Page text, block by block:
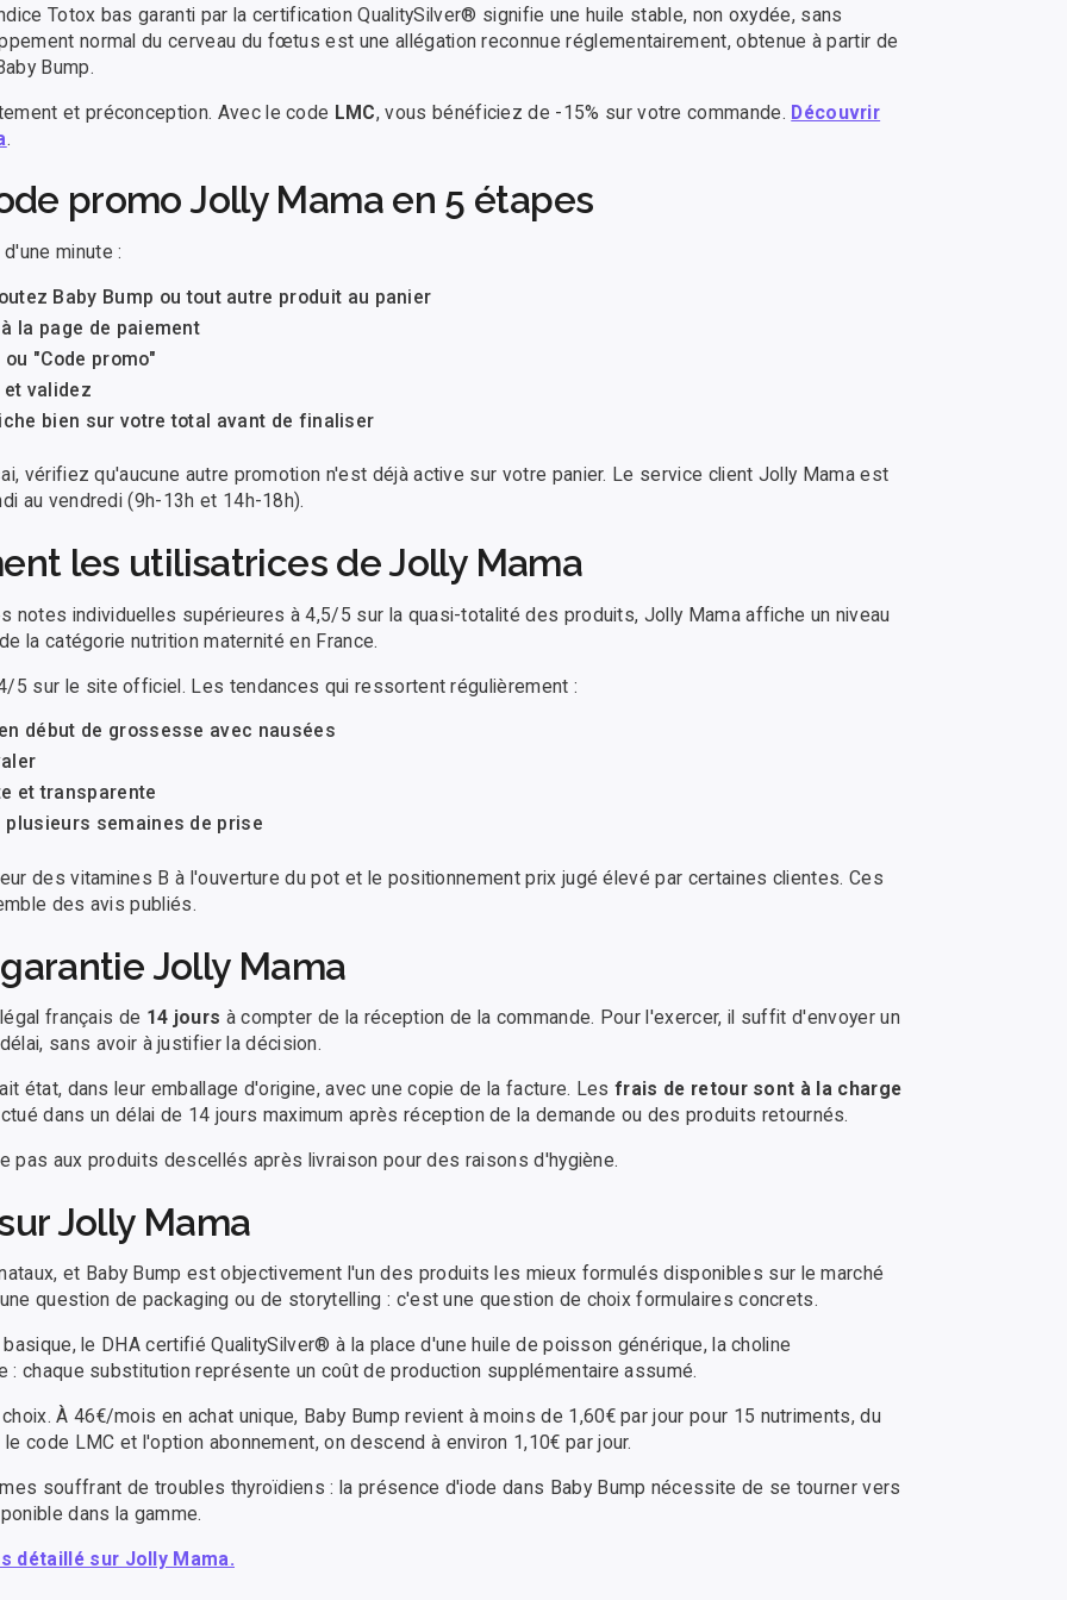
Totox bas garanti par la certification QualitySilver® signifie une huile stable, non oxydée, sans
normal du cerveau du fœtus est une allégation reconnue réglementairement, obtenue à partir de
Bump.
et préconception. Avec le code LMC, vous bénéficiez de -15% sur votre commande. Découvrir
.
promo Jolly Mama en 5 étapes
minute :
Baby Bump ou tout autre produit au panier
la page de paiement
"Code promo"
validez
bien sur votre total avant de finaliser
vérifiez qu'aucune autre promotion n'est déjà active sur votre panier. Le service client Jolly Mama est
au vendredi (9h-13h et 14h-18h).
les utilisatrices de Jolly Mama
notes individuelles supérieures à 4,5/5 sur la quasi-totalité des produits, Jolly Mama affiche un niveau
la catégorie nutrition maternité en France.
5 sur le site officiel. Les tendances qui ressortent régulièrement :
début de grossesse avec nausées
et transparente
semaines de prise
des vitamines B à l'ouverture du pot et le positionnement prix jugé élevé par certaines clientes. Ces
des avis publiés.
Jolly Mama
français de 14 jours à compter de la réception de la commande. Pour l'exercer, il suffit d'envoyer un
sans avoir à justifier la décision.
état, dans leur emballage d'origine, avec une copie de la facture. Lesfrais de retour sont à la charge
dans un délai de 14 jours maximum après réception de la demande ou des produits retournés.
pas aux produits descellés après livraison pour des raisons d'hygiène.
Jolly Mama
et Baby Bump est objectivement l'un des produits les mieux formulés disponibles sur le marché
question de packaging ou de storytelling : c'est une question de choix formulaires concrets.
le DHA certifié QualitySilver® à la place d'une huile de poisson générique, la choline
: chaque substitution représente un coût de production supplémentaire assumé.
À 46€/mois en achat unique, Baby Bump revient à moins de 1,60€ par jour pour 15 nutriments, du
code LMC et l'option abonnement, on descend à environ 1,10€ par jour.
souffrant de troubles thyroïdiens : la présence d'iode dans Baby Bump nécessite de se tourner vers
dans la gamme.
détaillé sur Jolly Mama.